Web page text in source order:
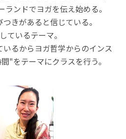
ンドでヨガを伝え始める。
きがあると信じている。
ているテーマ。
るからヨガ哲学からのインス
"をテーマにクラスを行う。